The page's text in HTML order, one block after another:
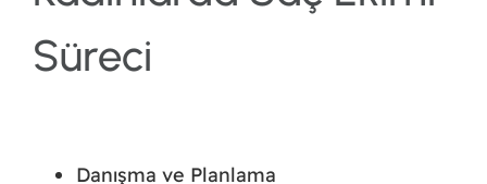
Süreci
Danışma ve Planlama